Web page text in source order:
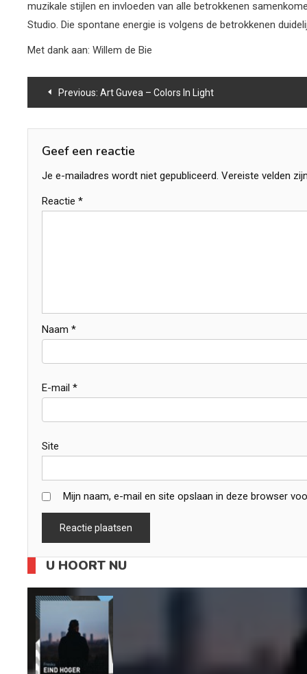
muzikale stijlen en invloeden van alle betrokkenen
Studio. Die spontane energie is volgens de betrokkenen
Met dank aan: Willem de Bie
Bericht
navigatie
Previous: Art Guvea – Colors In Light
Geef een reactie
Je e-mailadres wordt niet gepubliceerd. Vereiste velden
Reactie *
Naam *
E-mail *
Site
Mijn naam, e-mail en site opslaan in deze browser
U HOORT NU